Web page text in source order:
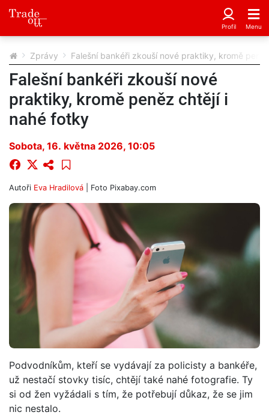
Zprávy Falešní bankéři zkouší nové praktiky, kromě
Falešní bankéři zkouší nové
praktiky, kromě peněz chtějí i
nahé fotky
Sobota, 16. května 2026, 10:05
Autoři Eva Hradilová | Foto Pixabay.com
Podvodníkům, kteří se vydávají za policisty a bankéře,
už nestačí stovky tisíc, chtějí také nahé fotografie. Ty
si od žen vyžádali s tím, že potřebují důkaz, že se jim
nic nestalo.